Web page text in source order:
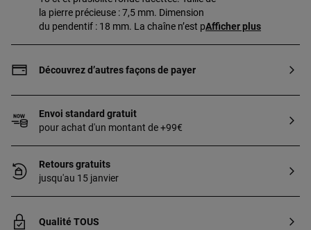
la pierre précieuse : 7,5 mm. Dimension
du pendentif : 18 mm. La chaîne n’est pas
et 3 microns d’épaisseur. Cette qualité
bijou.
Afficher plus
Découvrez d’autres façons de payer
Envoi standard gratuit
pour achat d'un montant de +99€
Retours gratuits
jusqu'au 15 janvier
Qualité TOUS